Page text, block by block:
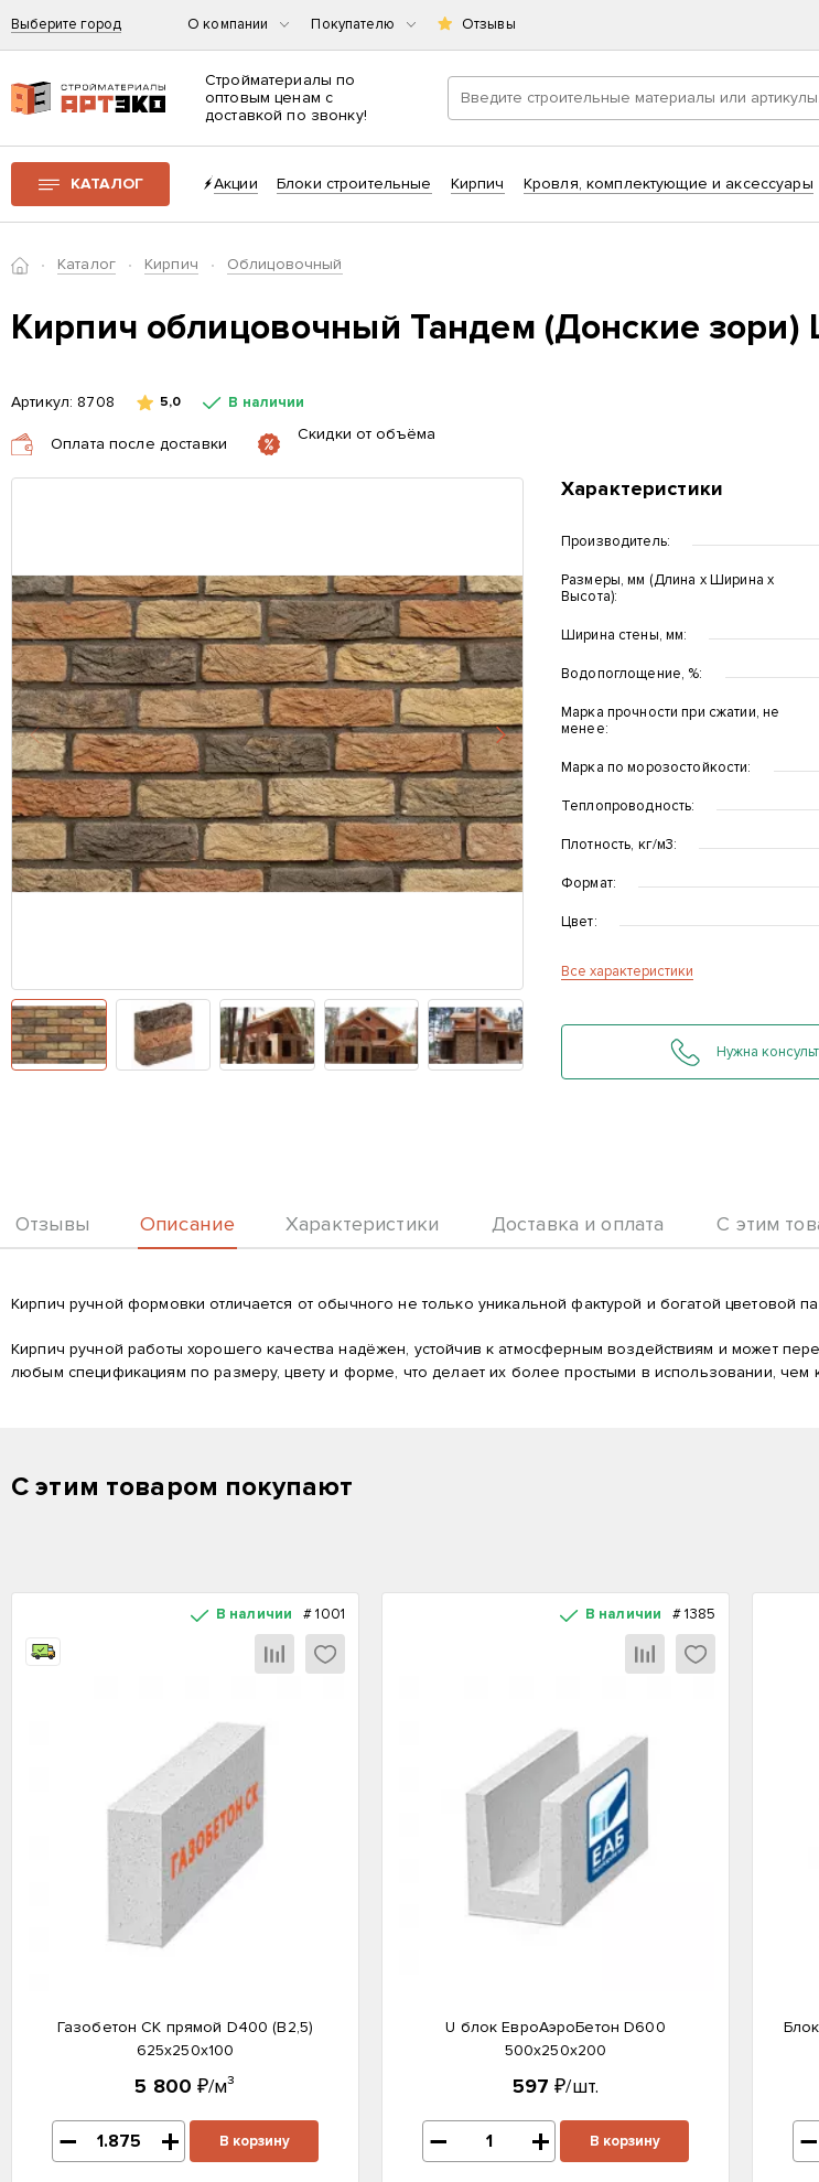
Выберите город О компании Покупателю Отзывы
Интернет-магазин строительных материалов «АРТЭКО»
Стройматериалы по
оптовым ценам с
доставкой по звонку!
КАТАЛОГ Акции Блоки строительные Кирпич Кровля, комплектующие и аксессуары
ГлавнаяКаталог Кирпич Облицовочный
Кирпич облицовочный Тандем (Донские
Артикул: 8708 5,0 В наличии
Оплата после доставки
Скидки от объёма
Назад Вперед
Характеристики
Производитель:
Размеры, мм (Длина x Ширина x
Высота):
Ширина стены, мм:
Водопоглощение, %:
Марка прочности при сжатии, не
менее:
Марка по морозостойкости:
Теплопроводность:
Плотность, кг/м3:
Формат:
Цвет:
Все характеристики
Нужна
Отзывы Описание Характеристики Доставка и оплата С этим
Описание
Кирпич ручной формовки отличается от обычного не только уникальной фактурой и богатой цветовой
Кирпич ручной работы хорошего качества надёжен, устойчив к атмосферным воздействиям и может
любым спецификациям по размеру, цвету и форме, что делает их более простыми в использовании, чем
С этим товаром покупают
В наличии #1001
Газобетон СК прямой D400 (B2,5)
625x250x100
5 800 ₽/м³
В корзину
В наличии #1385
U блок ЕвроАэроБетон D600
500х250х200
597 ₽/шт.
В корзину